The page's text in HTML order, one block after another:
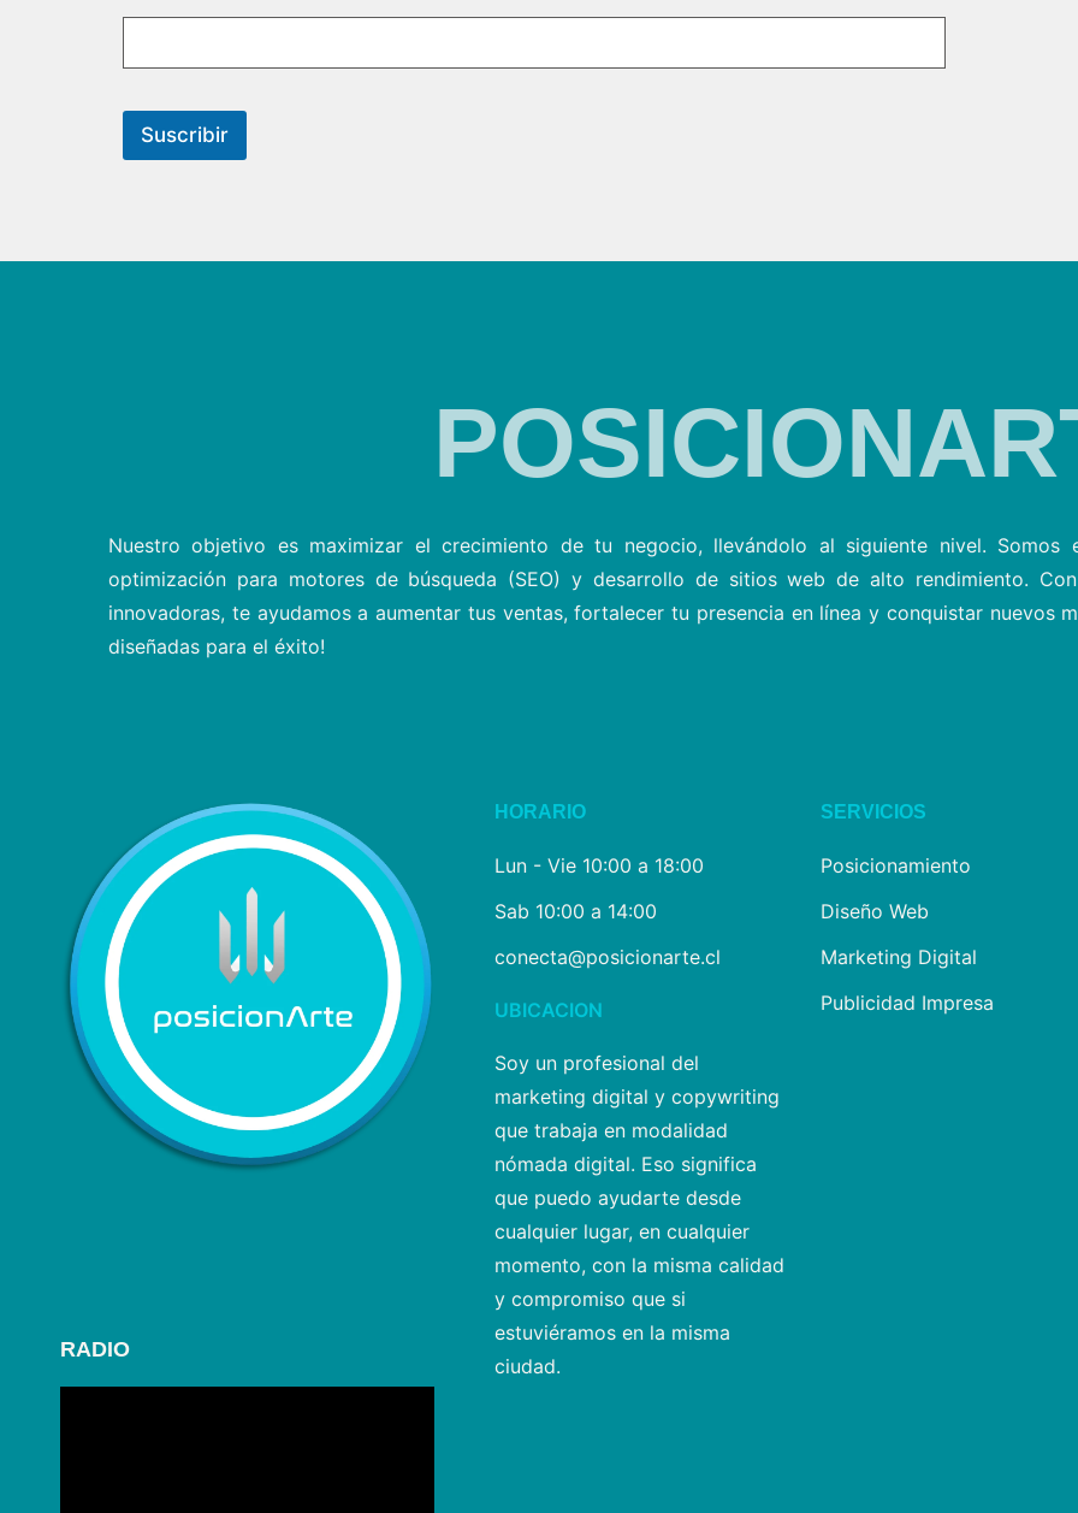
Suscribir
Nuestro objetivo es maximizar el crecimiento de tu negocio, llevándolo al siguiente nivel. Somos
optimización para motores de búsqueda (SEO) y desarrollo de sitios web de alto rendimiento.
innovadoras, te ayudamos a aumentar tus ventas, fortalecer tu presencia en línea y conquistar nuevos
diseñadas para el éxito!
RADIO
HORARIO
Lun - Vie 10:00 a 18:00
Sab 10:00 a 14:00
conecta@posicionarte.cl
UBICACION
Soy un profesional del
marketing digital y copywriting
que trabaja en modalidad
nómada digital. Eso significa
que puedo ayudarte desde
cualquier lugar, en cualquier
momento, con la misma calidad
y compromiso que si
estuviéramos en la misma
ciudad.
SERVICIOS
Posicionamiento
Diseño Web
Marketing Digital
Publicidad Impresa